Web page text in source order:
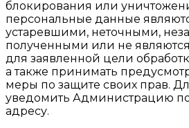
блокирования или
персональные данные
устаревшими, неточными,
полученными или не
для заявленной цели
а также принимать
меры по защите своих прав.
уведомить Администрацию по
адресу.